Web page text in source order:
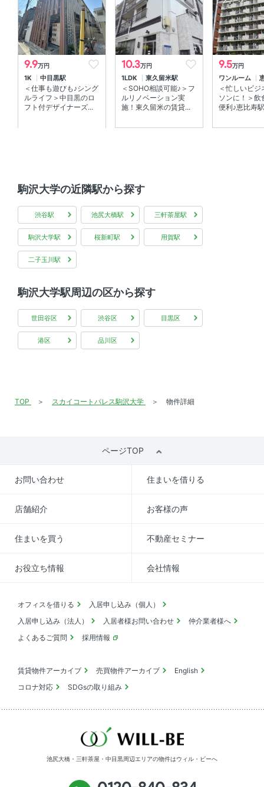
室内設備
室内洗濯機置場 、 エアコン
部屋の特徴
バルコニー
共用部
敷地内ゴミ箱 、 宅配ボックス 、 エレベーター
9.9万円
1K 中目黒駅
＜仕事も遊びも♪シング
ルライフ＞中目黒のロ
フト付デザイナーズ...
10.3万円
1LDK 東久留米駅
＜SOHO相談可能♪＞フ
ルリノベーション実
施！東久留米の賃貸...
9.5万円
ワンルーム
＜忙しいビジ
ソンに！＞飲
便利♪恵比寿
駒沢大学の近隣駅から探す
渋谷駅 池尻大橋駅 三軒茶屋駅
駒沢大学駅 桜新町駅 用賀駅
二子玉川駅
駒沢大学駅周辺の区から探す
世田谷区 渋谷区 目黒区
港区 品川区
TOP スカイコートパレス駒沢大学 物件詳細
ページTOP
お問い合わせ 住まいを借りる
店舗紹介 お客様の声
住まいを買う 不動産セミナー
お役立ち情報 会社情報
オフィスを借りる
入居申し込み（個人）
入居申し込み（法人）
入居者様お問い合わせ
仲介業者様へ
よくあるご質問
採用情報
賃貸物件アーカイブ 売買物件アーカイブ
English
コロナ対応
SDGsの取り組み
池尻大橋・三軒茶屋・中目黒周辺エリアの物件はウィル・ビーへ